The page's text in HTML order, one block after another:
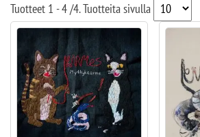
Tuotteet 1 - 4/4. Tuotteita sivulla